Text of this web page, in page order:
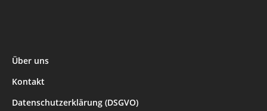
Über uns
Kontakt
Datenschutzerklärung (DSGVO)